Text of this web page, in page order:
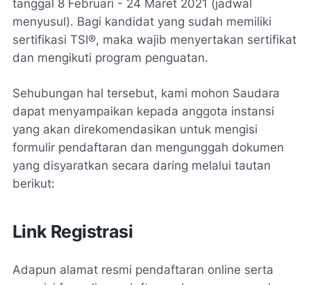
tanggal 8 Februari - 24 Maret 2021 (jadwal
menyusul). Bagi kandidat yang sudah memiliki
sertifikasi TSI®, maka wajib menyertakan sertifikat
dan mengikuti program penguatan.
Sehubungan hal tersebut, kami mohon Saudara
dapat menyampaikan kepada anggota instansi
yang akan direkomendasikan untuk mengisi
formulir pendaftaran dan mengunggah dokumen
yang disyaratkan secara daring melalui tautan
berikut:
Link Registrasi
Adapun alamat resmi pendaftaran online serta